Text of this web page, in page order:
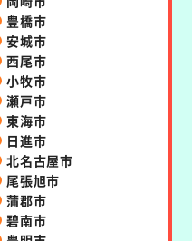
豊橋市
安城市
西尾市
小牧市
瀬戸市
東海市
日進市
北名古屋市
尾張旭市
蒲郡市
碧南市